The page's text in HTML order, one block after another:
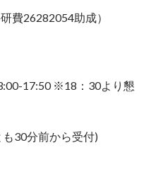
26282054助成）
17:50 ※18：30より懇
30分前から受付)